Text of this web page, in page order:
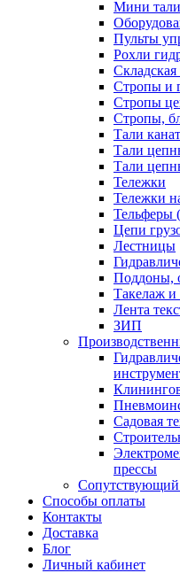
Мини
Пульты
Рохли
Складская
Стропы и
Стропы
Стропы,
Тали
Тали
Тали
Тележки
Тележки
Тельферы
Цепи
Лестницы
Поддоны,
Такелаж
Лента
ЗИП
Садовая
прессы
Сопутствующий
Способы оплаты
Контакты
Доставка
Блог
Личный кабинет